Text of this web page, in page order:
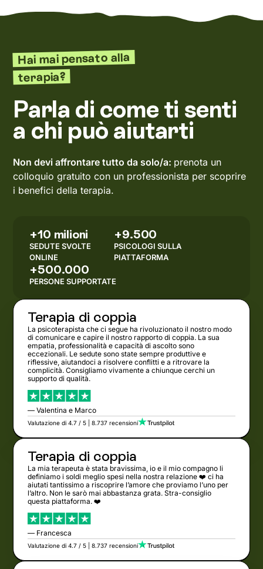
Hai mai pensato alla
terapia?
Parla di come ti senti
a chi può aiutarti
Non devi affrontare tutto da solo/a: prenota un
colloquio gratuito con un professionista per scoprire
i benefici della terapia.
+10 milioni
SEDUTE SVOLTE
ONLINE
+9.500
PSICOLOGI SULLA
PIATTAFORMA
+500.000
PERSONE SUPPORTATE
Terapia di coppia
La psicoterapista che ci segue ha rivoluzionato il nostro modo
di comunicare e capire il nostro rapporto di coppia. La sua
empatia, professionalità e capacità di ascolto sono
eccezionali. Le sedute sono state sempre produttive e
riflessive, aiutandoci a risolvere conflitti e a ritrovare la
complicità. Consigliamo vivamente a chiunque cerchi un
supporto di qualità.
— Valentina e Marco
Valutazione di 4.7 / 5 | 8.737 recensioni
Terapia di coppia
La mia terapeuta è stata bravissima, io e il mio compagno li
definiamo i soldi meglio spesi nella nostra relazione ❤️ ci ha
aiutati tantissimo a riscoprire l’amore che proviamo l’uno per
l’altro. Non le sarò mai abbastanza grata. Stra-consiglio
questa piattaforma. ❤️
— Francesca
Valutazione di 4.7 / 5 | 8.737 recensioni